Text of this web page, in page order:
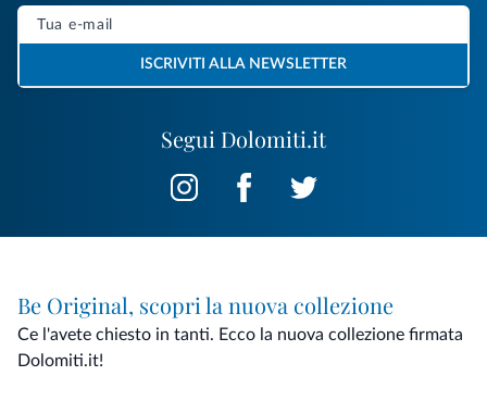
Segui Dolomiti.it
ISCRIVITI ALLA NEWSLETTER
Be Original, scopri la nuova collezione
Ce l'avete chiesto in tanti. Ecco la nuova collezione firmata
Dolomiti.it!